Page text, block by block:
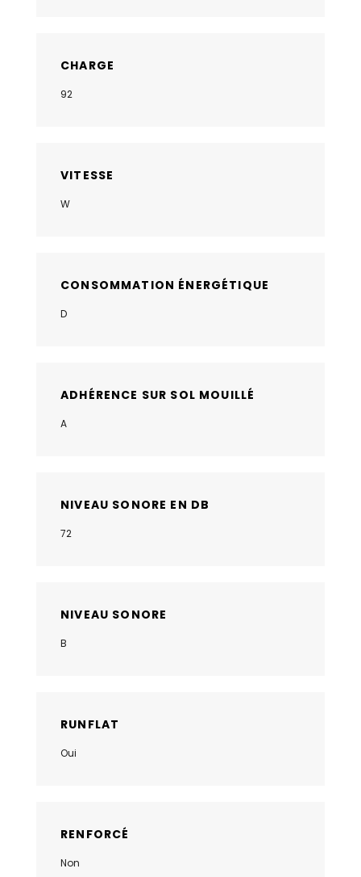
CHARGE
92
VITESSE
W
CONSOMMATION ÉNERGÉTIQUE
D
ADHÉRENCE SUR SOL MOUILLÉ
A
NIVEAU SONORE EN DB
72
NIVEAU SONORE
B
RUNFLAT
Oui
RENFORCÉ
Non